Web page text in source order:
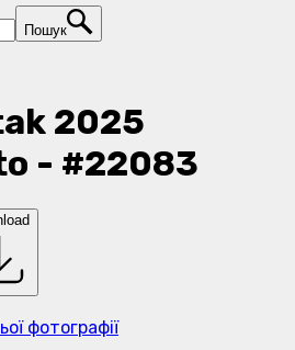
Пошук
2025
- #22083
фотографії